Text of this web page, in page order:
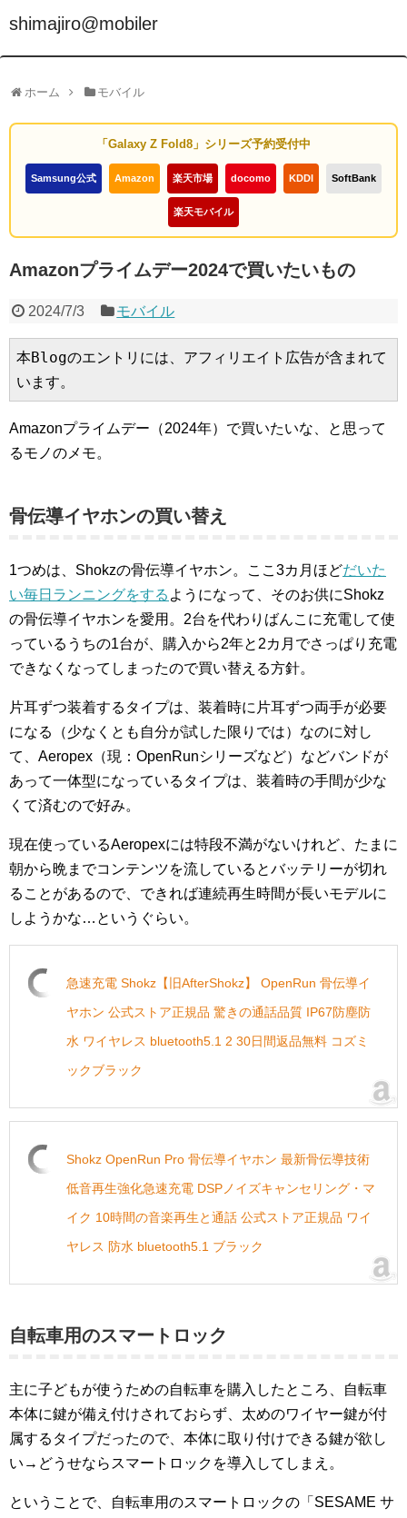
shimajiro@mobiler
ホーム モバイル
「Galaxy Z Fold8」シリーズ予約受付中
Samsung公式 Amazon 楽天市場 docomo KDDI SoftBank
楽天モバイル
Amazonプライムデー2024で買いたいもの
2024/7/3 モバイル
本Blogのエントリには、アフィリエイト広告が含まれて
います。
Amazonプライムデー（2024年）で買いたいな、と思って
るモノのメモ。
骨伝導イヤホンの買い替え
1つめは、Shokzの骨伝導イヤホン。ここ3カ月ほどだいた
い毎日ランニングをする ようになって、そのお供にShokz
の骨伝導イヤホンを愛用。2台を代わりばんこに充電して使
っているうちの1台が、購入から2年と2カ月でさっぱり充電
できなくなってしまったので買い替える方針。
片耳ずつ装着するタイプは、装着時に片耳ずつ両手が必要
になる（少なくとも自分が試した限りでは）なのに対し
て、Aeropex（現：OpenRunシリーズなど）などバンドが
あって一体型になっているタイプは、装着時の手間が少な
くて済むので好み。
現在使っているAeropexには特段不満がないけれど、たまに
朝から晩までコンテンツを流しているとバッテリーが切れ
ることがあるので、できれば連続再生時間が長いモデルに
しようかな…というぐらい。
急速充電 Shokz【旧AfterShokz】 OpenRun 骨伝導イ
ヤホン 公式ストア正規品 驚きの通話品質 IP67防塵防
水 ワイヤレス bluetooth5.1 2 30日間返品無料 コズミ
ックブラック
Shokz OpenRun Pro 骨伝導イヤホン 最新骨伝導技術
低音再生強化急速充電 DSPノイズキャンセリング・マ
イク 10時間の音楽再生と通話 公式ストア正規品 ワイ
ヤレス 防水 bluetooth5.1 ブラック
自転車用のスマートロック
主に子どもが使うための自転車を購入したところ、自転車
本体に鍵が備え付けされておらず、太めのワイヤー鍵が付
属するタイプだったので、本体に取り付けできる鍵が欲し
い→どうせならスマートロックを導入してしまえ。
ということで、自転車用のスマートロックの「SESAME サ